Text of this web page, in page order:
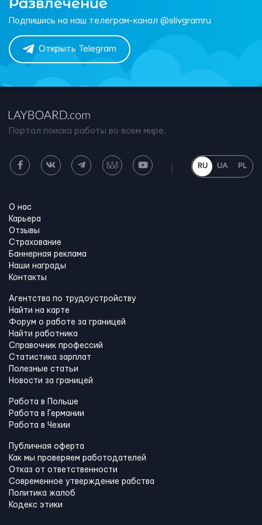
Подпишись на наш телеграм-канал @slivgramru
Открыть Telegram
Портал поиска работы во всем мире.
RU UA PL
О нас
Карьера
Отзывы
Страхование
Баннерная реклама
Наши награды
Контакты
Агентства по трудоустройству
Найти на карте
Форум о работе за границей
Найти работника
Справочник профессий
Статистика зарплат
Полезные статьи
Новости за границей
Работа в Польше
Работа в Германии
Работа в Чехии
Публичная оферта
Как мы проверяем работодателей
Отказ от ответственности
Современное утверждение рабства
Политика жалоб
Кодекс этики